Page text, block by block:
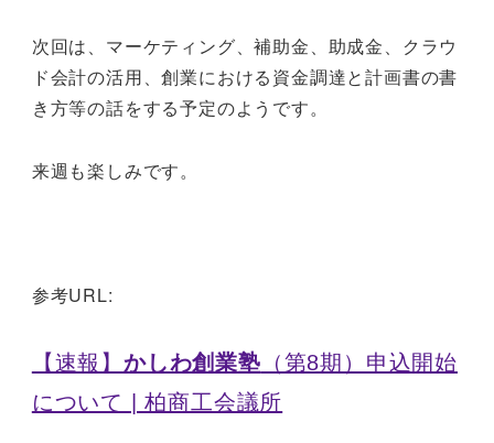
次回は、マーケティング、補助金、助成金、クラウ
ド会計の活用、創業における資金調達と計画書の書
き方等の話をする予定のようです。
来週も楽しみです。
参考URL:
【速報】 かしわ創業塾 （第8期）申込開始
について | 柏商工会議所